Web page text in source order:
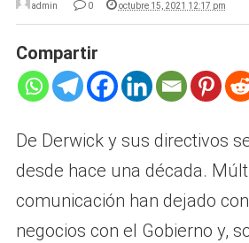
admin 0 octubre 15, 2021 12:17 pm
Compartir
De Derwick y sus directivos
desde hace una década.
comunicación han dejado
negocios con el Gobierno y,